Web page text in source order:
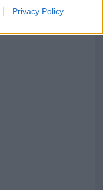
Privacy Policy